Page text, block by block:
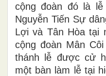
cộng đoàn đó là lễ
Nguyễn Tiến Sự
Lợi và Tân Hòa tại
cộng đoàn Mân Côi
thánh lễ được cử
một bàn làm lễ tại